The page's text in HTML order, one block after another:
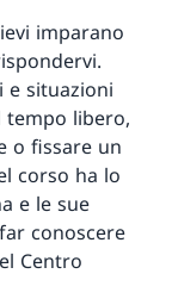
imparano
e situazioni
tempo libero,
o fissare un
corso ha lo
e le sue
conoscere
Centro